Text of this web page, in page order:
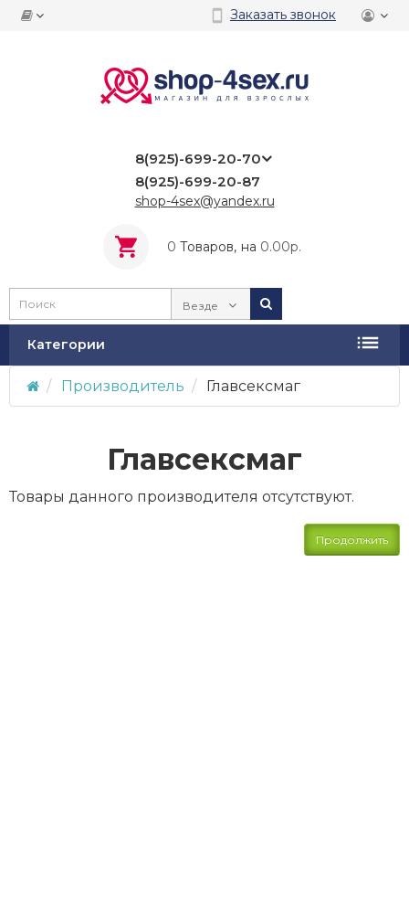
Заказать звонок
8(925)-699-20-70
8(925)-699-20-87
shop-4sex@yandex.ru
0 Tоваров, на 0.00р.
Везде
Категории
Производитель Главсексмаг
Главсексмаг
Товары данного производителя отсутствуют.
Продолжить